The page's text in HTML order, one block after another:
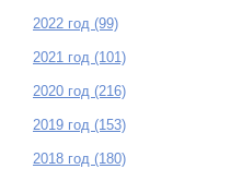
2022 год (99)
2021 год (101)
2020 год (216)
2019 год (153)
2018 год (180)